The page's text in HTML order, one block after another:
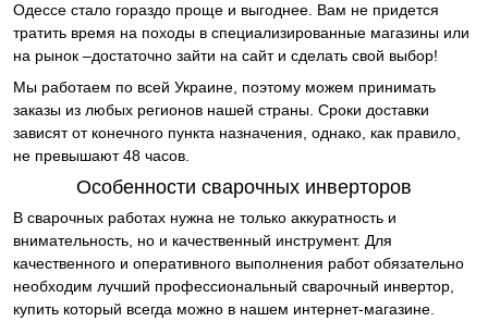
Одессе стало гораздо проще и выгоднее. Вам не придется
тратить время на походы в специализированные магазины или
на рынок –достаточно зайти на сайт и сделать свой выбор!
Мы работаем по всей Украине, поэтому можем принимать
заказы из любых регионов нашей страны. Сроки доставки
зависят от конечного пункта назначения, однако, как правило,
не превышают 48 часов.
Особенности сварочных инверторов
В сварочных работах нужна не только аккуратность и
внимательность, но и качественный инструмент. Для
качественного и оперативного выполнения работ обязательно
необходим лучший профессиональный сварочный инвертор,
купить который всегда можно в нашем интернет-магазине.